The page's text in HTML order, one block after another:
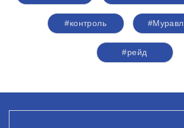
#контроль
#рейд